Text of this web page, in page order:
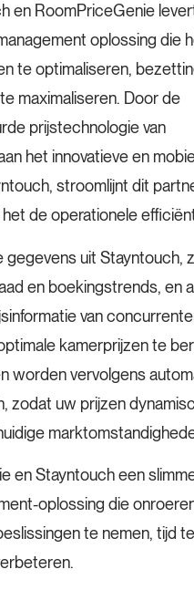
en RoomPriceGenie
oplossing die
te optimaliseren,
maximaliseren. Door de
prijstechnologie van
het innovatieve en
stroomlijnt dit
de operationele
gegevens uit Stayntouch,
en boekingstrends, en
van
kamerprijzen te
worden vervolgens
zodat uw prijzen
en Stayntouch een
oplossing die
te nemen, tijd